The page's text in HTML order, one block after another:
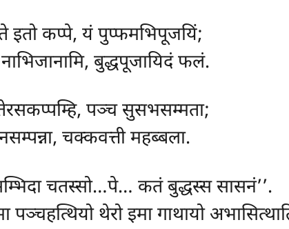
इतो कप्पे, यं पुप्फमभिपूजयिं;
बुद्धपूजायिदं फलं.
तेरसकप्पम्हि, पञ्च सुसभसम्मता;
चक्कवत्ती महब्बला.
चतस्सो…पे… कतं बुद्धस्स सासनं’’.
थेरो इमा गाथायो